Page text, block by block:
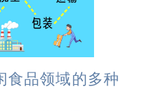
食品领域的多种